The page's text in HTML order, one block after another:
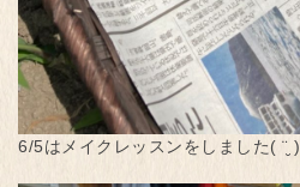
6/5はメイクレッスンをしました( ¨̮ )